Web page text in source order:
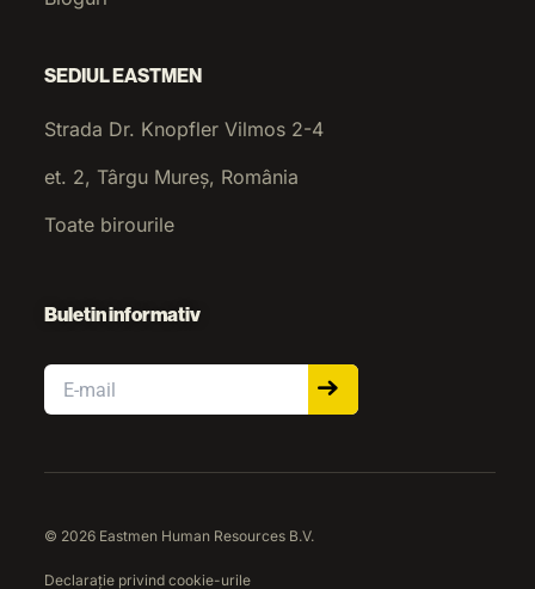
SEDIUL EASTMEN
Strada Dr. Knopfler Vilmos 2-4
et. 2, Târgu Mureș, România
Toate birourile
Buletin informativ
Email
© 2026 Eastmen Human Resources B.V.
Declarație privind cookie-urile